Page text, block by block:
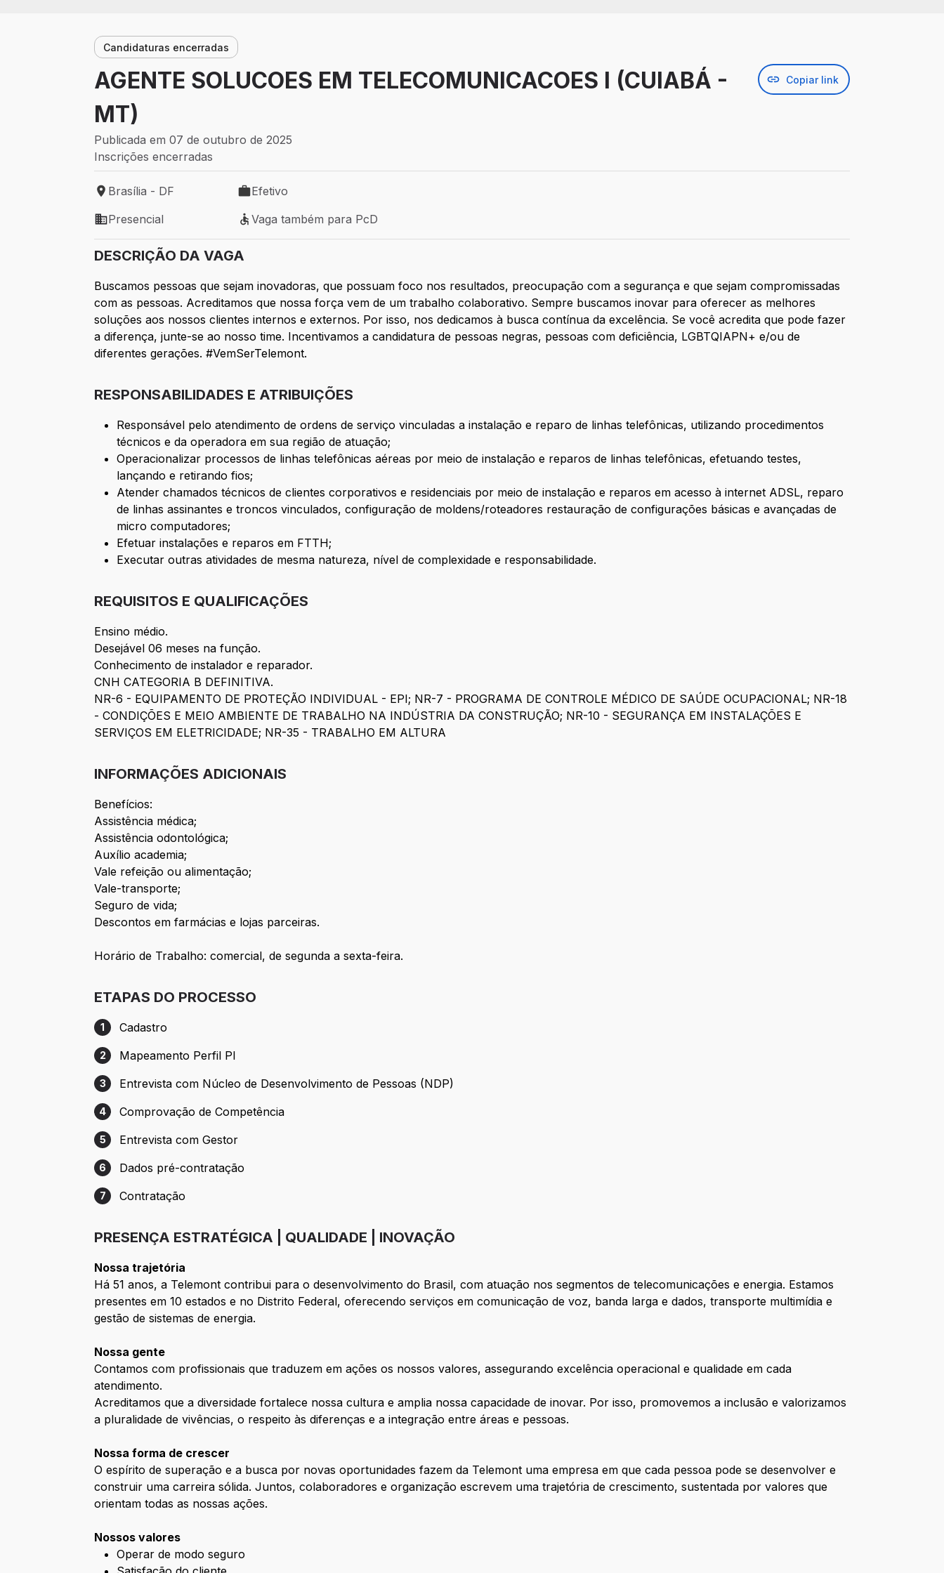
Candidaturas encerradas
AGENTE SOLUCOES EM TELECOMUNICACOES I (CUIABÁ -
MT)
Copiar link
Publicada em 07 de outubro de 2025
Inscrições encerradas
Local de trabalho: Brasília - DF
Brasília - DF
Tipo de vaga: Efetivo
Efetivo
Modelo de trabalho: Presencial
Presencial
Vaga também para PcD
Vaga também para PcD
DESCRIÇÃO DA VAGA
Buscamos pessoas que sejam inovadoras, que possuam foco nos resultados, preocupação com a segurança e que sejam compromissadas
com as pessoas. Acreditamos que nossa força vem de um trabalho colaborativo. Sempre buscamos inovar para oferecer as melhores
soluções aos nossos clientes internos e externos. Por isso, nos dedicamos à busca contínua da excelência. Se você acredita que pode fazer
a diferença, junte-se ao nosso time. Incentivamos a candidatura de pessoas negras, pessoas com deficiência, LGBTQIAPN+ e/ou de
diferentes gerações. #VemSerTelemont.
RESPONSABILIDADES E ATRIBUIÇÕES
Responsável pelo atendimento de ordens de serviço vinculadas a instalação e reparo de linhas telefônicas, utilizando procedimentos
técnicos e da operadora em sua região de atuação;
Operacionalizar processos de linhas telefônicas aéreas por meio de instalação e reparos de linhas telefônicas, efetuando testes,
lançando e retirando fios;
Atender chamados técnicos de clientes corporativos e residenciais por meio de instalação e reparos em acesso à internet ADSL, reparo
de linhas assinantes e troncos vinculados, configuração de moldens/roteadores restauração de configurações básicas e avançadas de
micro computadores;
Efetuar instalações e reparos em FTTH;
Executar outras atividades de mesma natureza, nível de complexidade e responsabilidade.
REQUISITOS E QUALIFICAÇÕES
Ensino médio.
Desejável 06 meses na função.
Conhecimento de instalador e reparador.
CNH CATEGORIA B DEFINITIVA.
NR-6 - EQUIPAMENTO DE PROTEÇÃO INDIVIDUAL - EPI; NR-7 - PROGRAMA DE CONTROLE MÉDICO DE SAÚDE OCUPACIONAL; NR-18
- CONDIÇÕES E MEIO AMBIENTE DE TRABALHO NA INDÚSTRIA DA CONSTRUÇÃO; NR-10 - SEGURANÇA EM INSTALAÇÕES E
SERVIÇOS EM ELETRICIDADE; NR-35 - TRABALHO EM ALTURA
INFORMAÇÕES ADICIONAIS
Benefícios:
Assistência médica;
Assistência odontológica;
Auxílio academia;
Vale refeição ou alimentação;
Vale-transporte;
Seguro de vida;
Descontos em farmácias e lojas parceiras.
Horário de Trabalho: comercial, de segunda a sexta-feira.
ETAPAS DO PROCESSO
Etapa 1: Cadastro
1 Cadastro
Etapa 2: Mapeamento Perfil PI
2 Mapeamento Perfil PI
Etapa 3: Entrevista com Núcleo de Desenvolvimento de Pessoas (NDP)
3 Entrevista com Núcleo de Desenvolvimento de Pessoas (NDP)
Etapa 4: Comprovação de Competência
4 Comprovação de Competência
Etapa 5: Entrevista com Gestor
5 Entrevista com Gestor
Etapa 6: Dados pré-contratação
6 Dados pré-contratação
Etapa 7: Contratação
7 Contratação
PRESENÇA ESTRATÉGICA | QUALIDADE | INOVAÇÃO
Nossa trajetória
Há 51 anos, a Telemont contribui para o desenvolvimento do Brasil, com atuação nos segmentos de telecomunicações e energia. Estamos
presentes em 10 estados e no Distrito Federal, oferecendo serviços em comunicação de voz, banda larga e dados, transporte multimídia e
gestão de sistemas de energia.
Nossa gente
Contamos com profissionais que traduzem em ações os nossos valores, assegurando excelência operacional e qualidade em cada
atendimento.
Acreditamos que a diversidade fortalece nossa cultura e amplia nossa capacidade de inovar. Por isso, promovemos a inclusão e valorizamos
a pluralidade de vivências, o respeito às diferenças e a integração entre áreas e pessoas.
Nossa forma de crescer
O espírito de superação e a busca por novas oportunidades fazem da Telemont uma empresa em que cada pessoa pode se desenvolver e
construir uma carreira sólida. Juntos, colaboradores e organização escrevem uma trajetória de crescimento, sustentada por valores que
orientam todas as nossas ações.
Nossos valores
Operar de modo seguro